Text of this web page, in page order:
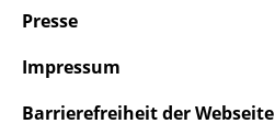
Presse
Impressum
Barrierefreiheit der Webseite